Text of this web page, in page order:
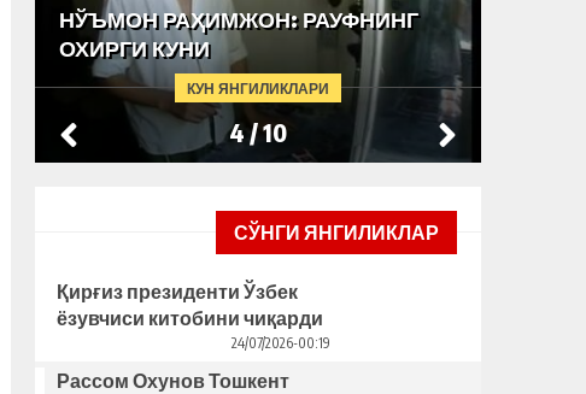
КУН ЯНГИЛИКЛАРИ
НЎЪМОН РАҲИМЖОН: РАУФНИНГ
ОХИРГИ КУНИ
4/10
СЎНГИ ЯНГИЛИКЛАР
Қирғиз президенти Ўзбек
ёзувчиси китобини чиқарди
– бунинг ортида қандай
сабаблар турибди?
24/07/2026-00:19
Рассом Охунов Тошкент